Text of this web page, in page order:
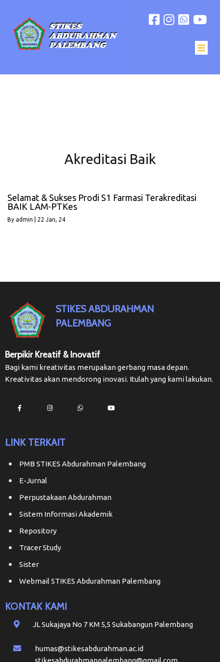
Akreditasi Baik
Selamat & Sukses Prodi S1 Farmasi Terakreditasi
BAIK LAM-PTKes
By admin 22 Jan, 24
STIKES ABDURAHMAN
PALEMBANG
Berpikir Kreatif & Inovatif
Bagi kami kreativitas merupakan gerbang masa depan.
Kreativitas akan mendorong inovasi. Itulah yang kami lakukan.
LINK TERKAIT
PMB STIKES Abdurahman Palembang
E-Jurnal
Perpustakaan Abdurahman
Sistem Informasi Akademik
Repository
Tracer Study
Sister
Webmail STIKES Abdurahman Palembang
KONTAK KAMI
JL Sukajaya No 7 KM 5,5 Sukabangun Palembang
humas@stikesabdurahman.ac.id
stikesabdurahmanpalembang@gmail.com